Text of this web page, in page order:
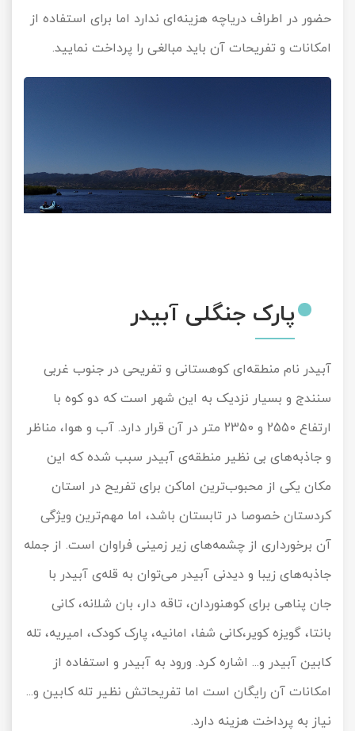
حضور در اطراف دریاچه هزینه‌ای ندارد اما برای استفاده از
امکانات و تفریحات آن باید مبالغی را پرداخت نمایید.
پارک جنگلی آبیدر
آبیدر نام منطقه‌ای کوهستانی و تفریحی در جنوب غربی
سنندج و بسیار نزدیک به این شهر است که دو کوه با
ارتفاع 2550 و 2350 متر در آن قرار دارد. آب و هوا، مناظر
و جاذبه‌های بی نظیر منطقه‌ی آبیدر سبب شده که این
مکان یکی از محبوب‌ترین اماکن برای تفریح در استان
کردستان خصوصا در تابستان باشد، اما مهم‌ترین ویژگی
آن برخورداری از چشمه‌های زیر زمینی فراوان است. از جمله
جاذبه‌های زیبا و دیدنی آبیدر می‌توان به قله‌ی آبیدر با
جان پناهی برای کوهنوردان، تاقه دار، بان شلانه، کانی
بانتا، گویزه کویر،‌کانی شفا، ‌امانیه، پارک کودک، امیریه، تله
کابین آبیدر و... اشاره کرد. ورود به آبیدر و استفاده از
امکانات آن رایگان است اما تفریحاتش نظیر تله کابین و...
نیاز به پرداخت هزینه دارد.